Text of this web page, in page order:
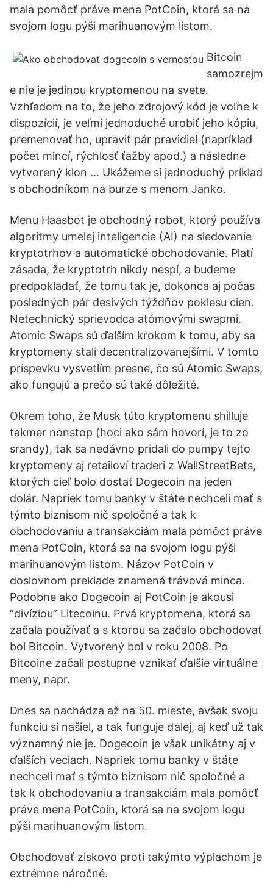
mala pomôcť práve mena PotCoin, ktorá sa na
svojom logu pýši marihuanovým listom.
Bitcoin
samozrejm
e nie je jedinou kryptomenou na svete.
Vzhľadom na to, že jeho zdrojový kód je voľne k
dispozícií, je veľmi jednoduché urobiť jeho kópiu,
premenovať ho, upraviť pár pravidiel (napríklad
počet mincí, rýchlosť ťažby apod.) a následne
vytvorený klon … Ukážeme si jednoduchý príklad
s obchodníkom na burze s menom Janko.
Menu Haasbot je obchodný robot, ktorý používa
algoritmy umelej inteligencie (AI) na sledovanie
kryptotrhov a automatické obchodovanie. Platí
zásada, že kryptotrh nikdy nespí, a budeme
predpokladať, že tomu tak je, dokonca aj počas
posledných pár desivých týždňov poklesu cien.
Netechnický sprievodca atómovými swapmi.
Atomic Swaps sú ďalším krokom k tomu, aby sa
kryptomeny stali decentralizovanejšími. V tomto
príspevku vysvetlím presne, čo sú Atomic Swaps,
ako fungujú a prečo sú také dôležité.
Okrem toho, že Musk túto kryptomenu shilluje
takmer nonstop (hoci ako sám hovorí, je to zo
srandy), tak sa nedávno pridali do pumpy tejto
kryptomeny aj retailoví traderi z WallStreetBets,
ktorých cieľ bolo dostať Dogecoin na jeden
dolár. Napriek tomu banky v štáte nechceli mať s
týmto biznisom nič spoločné a tak k
obchodovaniu a transakciám mala pomôcť práve
mena PotCoin, ktorá sa na svojom logu pýši
marihuanovým listom. Názov PotCoin v
doslovnom preklade znamená trávová minca.
Podobne ako Dogecoin aj PotCoin je akousi
“divíziou” Litecoinu. Prvá kryptomena, ktorá sa
začala používať a s ktorou sa začalo obchodovať
bol Bitcoin. Vytvorený bol v roku 2008. Po
Bitcoine začali postupne vznikať ďalšie virtuálne
meny, napr.
Dnes sa nachádza až na 50. mieste, avšak svoju
funkciu si našiel, a tak funguje ďalej, aj keď už tak
významný nie je. Dogecoin je však unikátny aj v
ďalších veciach. Napriek tomu banky v štáte
nechceli mať s týmto biznisom nič spoločné a
tak k obchodovaniu a transakciám mala pomôcť
práve mena PotCoin, ktorá sa na svojom logu
pýši marihuanovým listom.
Obchodovať ziskovo proti takýmto výplachom je
extrémne náročné.